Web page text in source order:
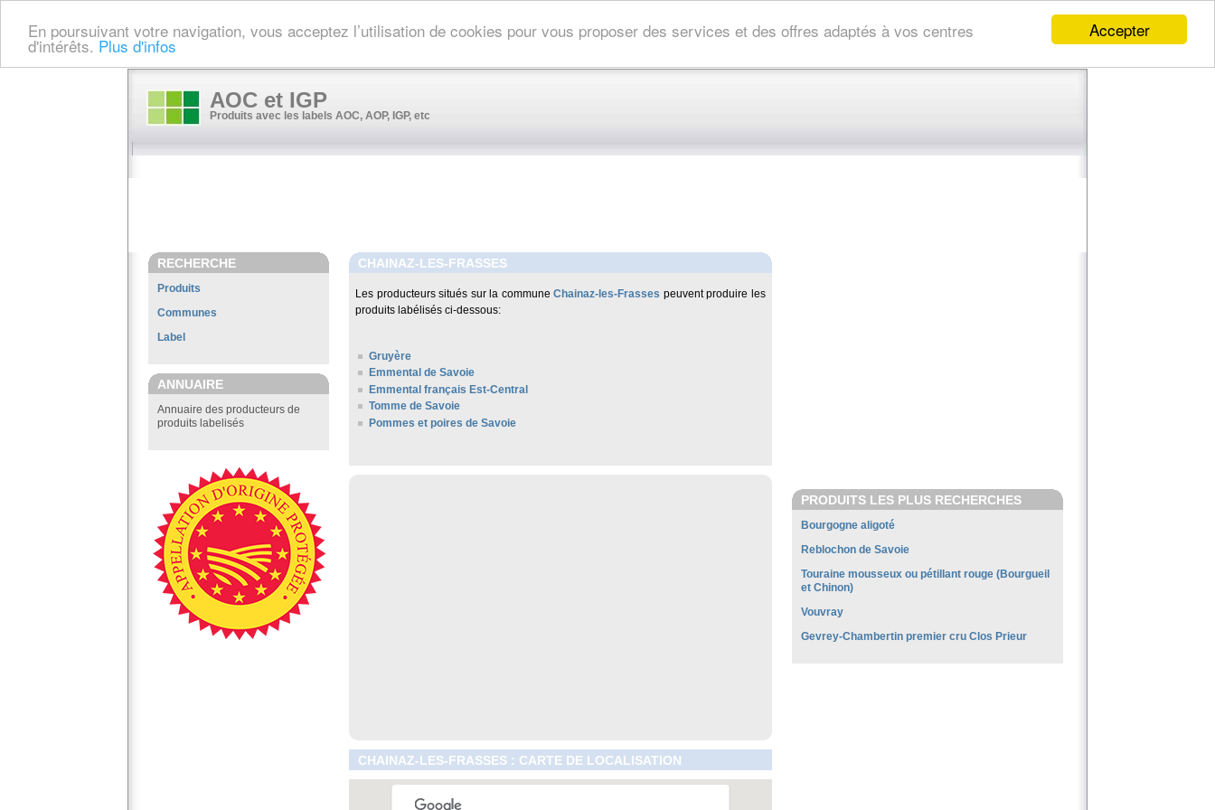
Accepter
En poursuivant votre navigation, vous acceptez l’utilisation de cookies pour vous proposer des services et des offres adaptés à vos centres
d'intérêts. Plus d'infos
AOC et IGP
Produits avec les labels AOC, AOP, IGP, etc
RECHERCHE
Produits
Communes
Label
ANNUAIRE
Annuaire des producteurs de
produits labelisés
CHAINAZ-LES-FRASSES
Les producteurs situés sur la communeChainaz-les-Frasses peuvent produire les
produits labélisés ci-dessous:
Gruyère
Emmental de Savoie
Emmental français Est-Central
Tomme de Savoie
Pommes et poires de Savoie
CHAINAZ-LES-FRASSES : CARTE DE LOCALISATION
PRODUITS LES PLUS RECHERCHES
Bourgogne aligoté
Reblochon de Savoie
Touraine mousseux ou pétillant rouge (Bourgueil
et Chinon)
Vouvray
Gevrey-Chambertin premier cru Clos Prieur